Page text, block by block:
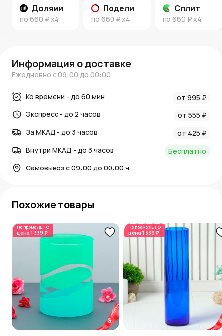
Долями
по 660 ₽x4
Подели
по 660 ₽x4
Сплит
по 660 ₽x4
Информация о доставке
Ежедневно с 09:00 до 00:00
Ко времени - до 60 мин
от 995 ₽
Экспресс - до 2 часов
от 555 ₽
За МКАД - до 3 часов
от 425 ₽
Внутри МКАД - до 3 часов
Бесплатно
Самовывоз с 09:00 до 00:00 ч
Похожие товары
По промоЛЕТО
цена 1 339 ₽
По промоЛЕТО
цена 1 339 ₽